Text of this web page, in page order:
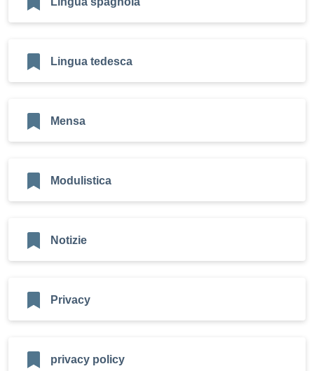
Lingua tedesca
Mensa
Modulistica
Notizie
Privacy
privacy policy